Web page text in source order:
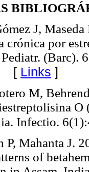
J,
crónica por
(Barc).
Links ]
M,
Infectio.
P, Mahanta J.
of